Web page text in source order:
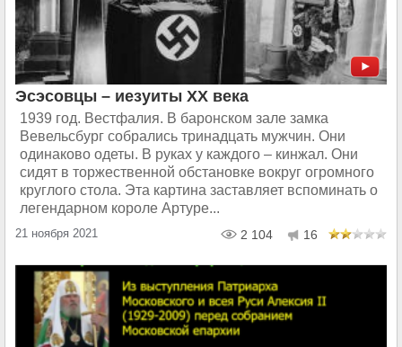
Эсэсовцы – иезуиты XX века
1939 год. Вестфалия. В баронском зале замка
Вевельсбург собрались тринадцать мужчин. Они
одинаково одеты. В руках у каждого – кинжал. Они
сидят в торжественной обстановке вокруг огромного
круглого стола. Эта картина заставляет вспоминать о
легендарном короле Артуре...
21 ноября 2021 2 104 16